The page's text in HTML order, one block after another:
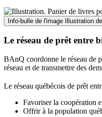
Info-bulle de l'image Illustration
Le réseau de prêt entre
BAnQ coordonne le réseau de
réseau et de transmettre des
Le réseau québécois de prêt
Favoriser la coopération
Offrir à la population